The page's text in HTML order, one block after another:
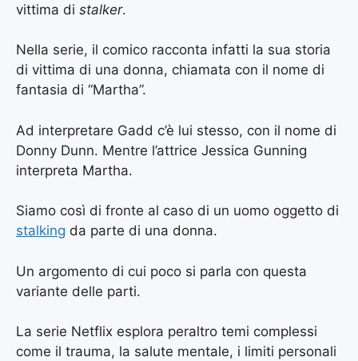
vittima di stalker.
Nella serie, il comico racconta infatti la sua storia
di vittima di una donna, chiamata con il nome di
fantasia di “Martha”.
Ad interpretare Gadd c’è lui stesso, con il nome di
Donny Dunn. Mentre l’attrice Jessica Gunning
interpreta Martha.
Siamo così di fronte al caso di un uomo oggetto di
stalking da parte di una donna.
Un argomento di cui poco si parla con questa
variante delle parti.
La serie Netflix esplora peraltro temi complessi
come il trauma, la salute mentale, i limiti personali